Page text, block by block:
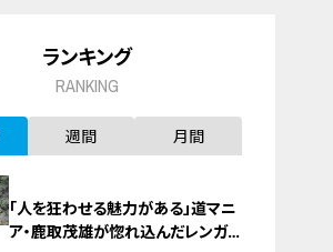
ランキング
RANKING
週間 月間
「人を狂わせる魅力がある」道マニ
ア・鹿取茂雄が惚れ込んだレンガの